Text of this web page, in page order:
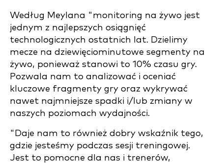
Według Meylana "monitoring na żywo jest
jednym z najlepszych osiągnięć
technologicznych ostatnich lat. Dzielimy
mecze na dziewięciominutowe segmenty na
żywo, ponieważ stanowi to 10% czasu gry.
Pozwala nam to analizować i oceniać
kluczowe fragmenty gry oraz wykrywać
nawet najmniejsze spadki i/lub zmiany w
naszych poziomach wydajności.
"Daje nam to również dobry wskaźnik tego,
gdzie jesteśmy podczas sesji treningowej.
Jest to pomocne dla nas i trenerów,